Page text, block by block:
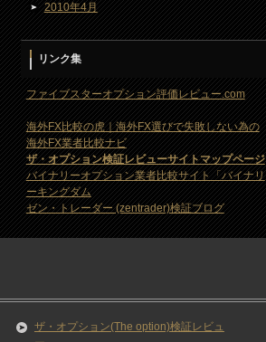
2010年4月
リンク集
ファイブスターオプション評価レビュー.com
海外FX比較の虎｜海外FX選びで失敗しない為の
海外FX業者比較ナビ
ザ・オプション検証レビューサイトマップページ
バイナリーオプション業者比較サイト「バイナリ
ーキングダム
ゼン・トレーダー (zentrader)検証ブログ
ザ・オプション(The option)検証レビュ